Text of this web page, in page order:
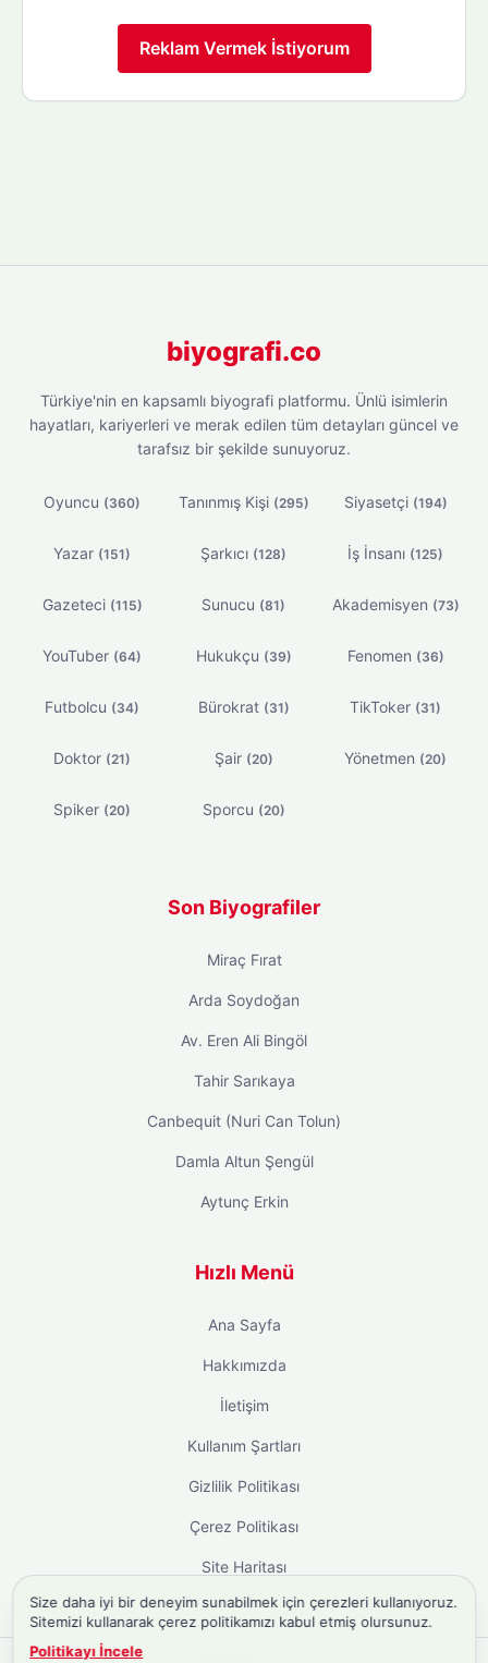
Reklam Vermek İstiyorum
biyografi.co
Türkiye'nin en kapsamlı biyografi platformu. Ünlü isimlerin
hayatları, kariyerleri ve merak edilen tüm detayları güncel ve
tarafsız bir şekilde sunuyoruz.
Oyuncu (360) Tanınmış Kişi (295) Siyasetçi (194)
Yazar (151) Şarkıcı (128) İş İnsanı (125)
Gazeteci (115) Sunucu (81) Akademisyen (73)
YouTuber (64) Hukukçu (39) Fenomen (36)
Futbolcu (34) Bürokrat (31) TikToker (31)
Doktor (21) Şair (20) Yönetmen (20)
Spiker (20) Sporcu (20)
Son Biyografiler
Miraç Fırat
Arda Soydoğan
Av. Eren Ali Bingöl
Tahir Sarıkaya
Canbequit (Nuri Can Tolun)
Damla Altun Şengül
Aytunç Erkin
Hızlı Menü
Ana Sayfa
Hakkımızda
İletişim
Kullanım Şartları
Gizlilik Politikası
Çerez Politikası
Site Haritası
Size daha iyi bir deneyim sunabilmek için çerezleri kullanıyoruz.
Sitemizi kullanarak çerez politikamızı kabul etmiş olursunuz.
Politikayı İncele